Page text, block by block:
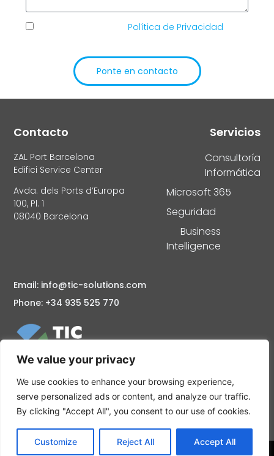
We value your privacy
We use cookies to enhance your browsing experience,
serve personalized ads or content, and analyze our traffic.
By clicking "Accept All", you consent to our use of cookies.
Customize Reject All Accept All
Política de Privacidad
Ponte en contacto
Email: info@tic-solutions.com
Phone: +34 935 525 770
Consultoría informática en Barcelona Mantenimiento y
Soporte informático Servidores Cloud, Seguridad
informática Partner Microsoft Barcelona: Microsoft
Azure, Microsoft 365
Servicios
Consultoría
Informática
Microsoft 365
Seguridad
Business
Intelligence
Contacto
ZAL Port Barcelona
Edifici Service Center
Avda. dels Ports d’Europa
100, Pl. 1
08040 Barcelona